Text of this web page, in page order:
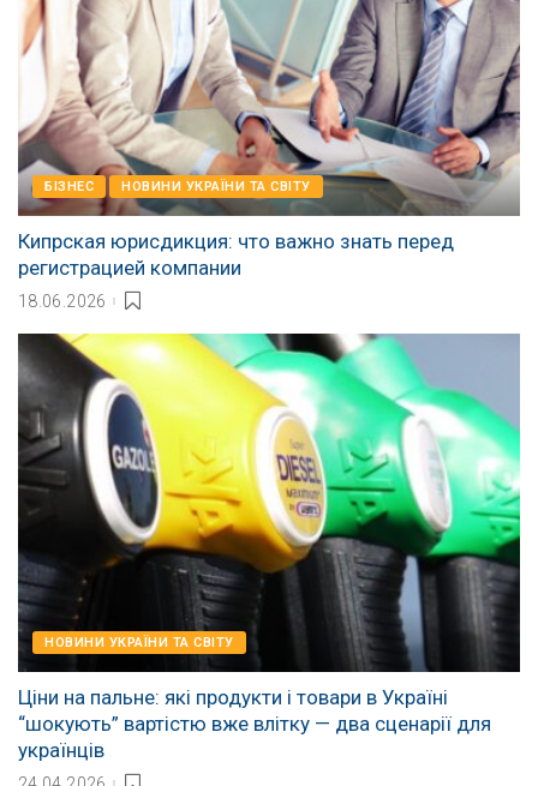
БІЗНЕС НОВИНИ УКРАЇНИ ТА СВІТУ
Кипрская юрисдикция: что важно знать перед
регистрацией компании
18.06.2026
НОВИНИ УКРАЇНИ ТА СВІТУ
Ціни на пальне: які продукти і товари в Україні
“шокують” вартістю вже влітку — два сценарії для
українців